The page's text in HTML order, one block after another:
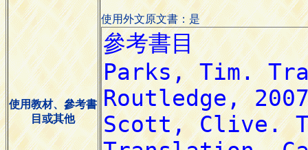
使用教材、參考書
目或其他
使用外文原文書：是